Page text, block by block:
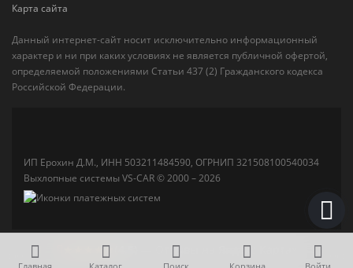
Карта сайта
Данный интернет-сайт носит исключительно информационный
характер и ни при каких условиях не является публичной офертой,
определяемой положениями Статьи 437 (2) Гражданского кодекса
Российской Федерации.
ИП Ерохин Д.М., ИНН 503211484590, ОГРНИП 321508100540034
Выхлопные системы VS-CAR © 2000 – 2026
★★★★★ — Отзывы на Яндекс Картах